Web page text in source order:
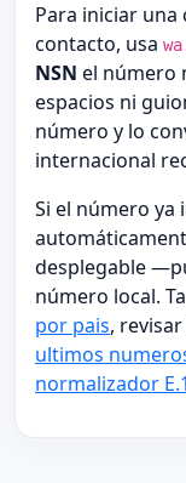
Para iniciar
contacto, usa
NSN el número
espacios ni
número y lo
internacional
Si el número ya
desplegable
número local.
por pais,
ultimos
normalizador